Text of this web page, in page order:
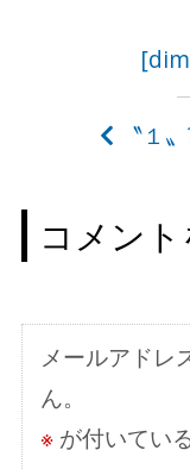
ビ
ゲ
シ
ョ
ン
〝１
コメン
メールアドレ
ん。
※が付いてい